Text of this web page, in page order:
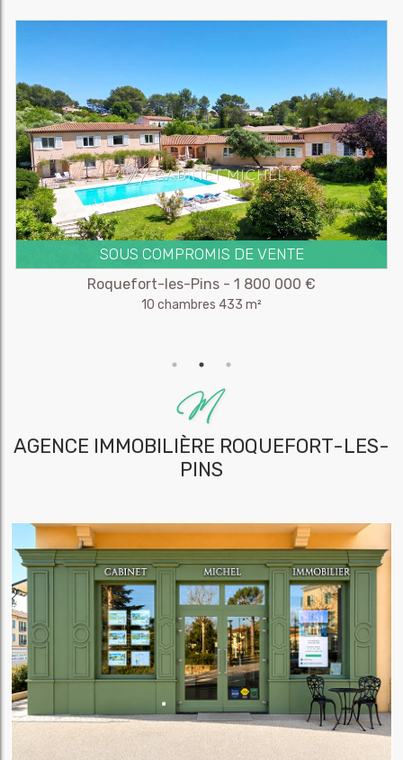
SOUS COMPROMIS DE VENTE
Roquefort-les-Pins - 1 800 000 €
10 chambres 433 m²
AGENCE IMMOBILIÈRE ROQUEFORT-LES-
PINS